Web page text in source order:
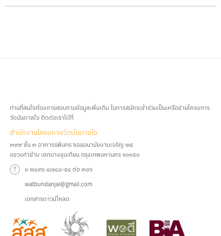
ท่านที่สนใจต้องการสอบถามข้อมูลเพิ่มเติม ในการสมัครเข้าร่วมเป็นเครือข่ายโครงการ
วัดบันดาลใจ ติดต่อเราได้ที่
สํานักงานโครงการวัดบันดาลใจ
๓๙๙ ชั้น ๓ อาคารรพินทร ซอยอนามัยงามเจริญ ๒๕
แขวงท่าข้าม เขตบางขุนเทียน กรุงเทพมหานคร ๑๐๑๕๐
๐ ๒๔๙๐ ๔๗๔๘-๕๔ ต่อ ๓๐๖
watbundanjai@gmail.com
เอกสารดาวน์โหลด